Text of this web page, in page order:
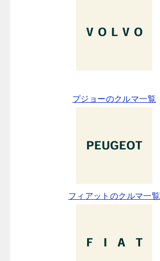
プジョーのクルマ一覧
フィアットのクルマ一覧